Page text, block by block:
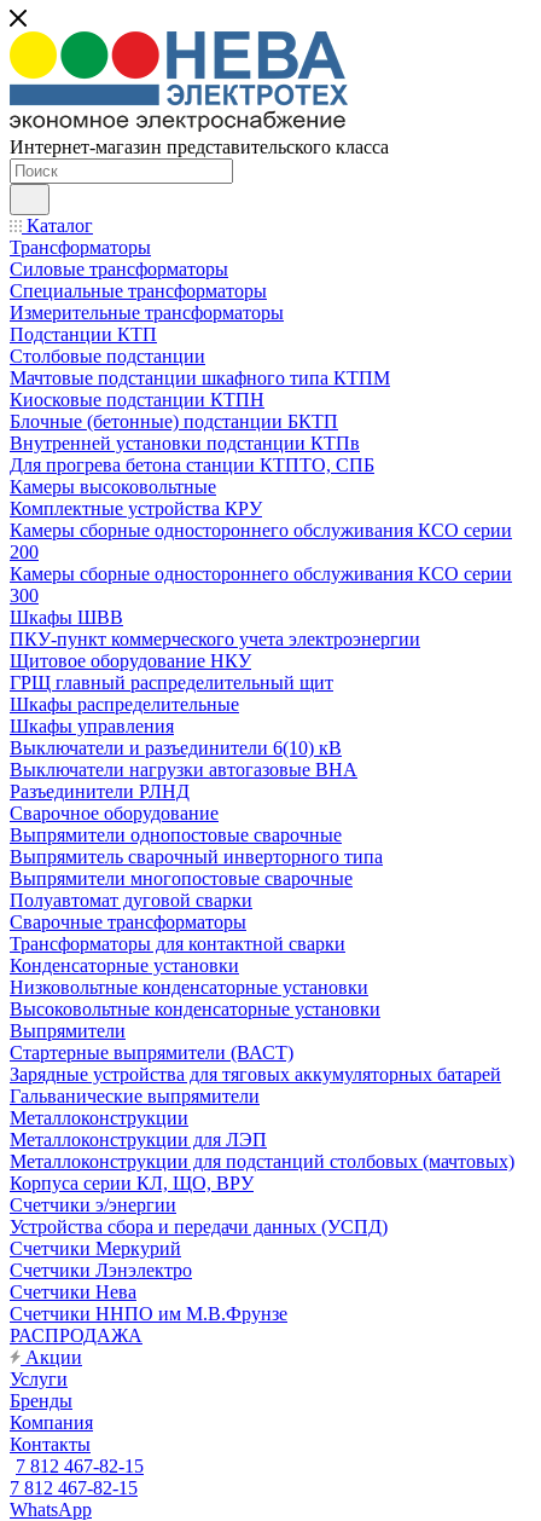
Интернет-магазин представительского класса
Каталог
Трансформаторы
Силовые трансформаторы
Специальные трансформаторы
Измерительные трансформаторы
Подстанции КТП
Столбовые подстанции
Мачтовые подстанции шкафного типа КТПМ
Киосковые подстанции КТПН
Блочные (бетонные) подстанции БКТП
Внутренней установки подстанции КТПв
Для прогрева бетона станции КТПТО, СПБ
Камеры высоковольтные
Комплектные устройства КРУ
Камеры сборные одностороннего обслуживания КСО серии
200
Камеры сборные одностороннего обслуживания КСО серии
300
Шкафы ШВВ
ПКУ-пункт коммерческого учета электроэнергии
Щитовое оборудование НКУ
ГРЩ главный распределительный щит
Шкафы распределительные
Шкафы управления
Выключатели и разъединители 6(10) кВ
Выключатели нагрузки автогазовые ВНА
Разъединители РЛНД
Сварочное оборудование
Выпрямители однопостовые сварочные
Выпрямитель сварочный инверторного типа
Выпрямители многопостовые сварочные
Полуавтомат дуговой сварки
Сварочные трансформаторы
Трансформаторы для контактной сварки
Конденсаторные установки
Низковольтные конденсаторные установки
Высоковольтные конденсаторные установки
Выпрямители
Стартерные выпрямители (ВАСТ)
Зарядные устройства для тяговых аккумуляторных батарей
Гальванические выпрямители
Металлоконструкции
Металлоконструкции для ЛЭП
Металлоконструкции для подстанций столбовых (мачтовых)
Корпуса серии КЛ, ЩО, ВРУ
Счетчики э/энергии
Устройства сбора и передачи данных (УСПД)
Счетчики Меркурий
Счетчики Лэнэлектро
Счетчики Нева
Счетчики ННПО им М.В.Фрунзе
РАСПРОДАЖА
Акции
Услуги
Бренды
Компания
Контакты
7 812 467-82-15
7 812 467-82-15
WhatsApp